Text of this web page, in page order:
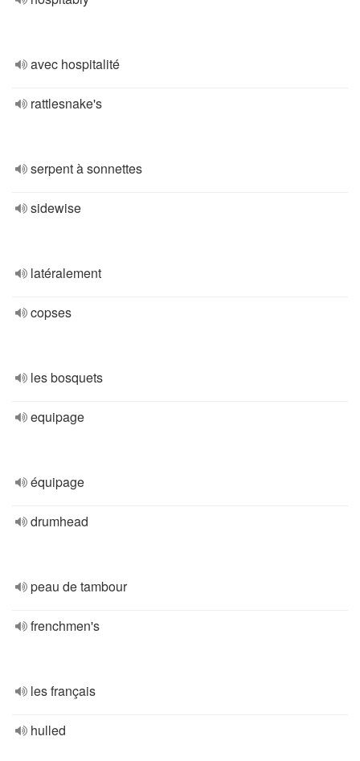
avec hospitalité
rattlesnake's
serpent à sonnettes
sidewise
latéralement
copses
les bosquets
equipage
équipage
drumhead
peau de tambour
frenchmen's
les français
hulled